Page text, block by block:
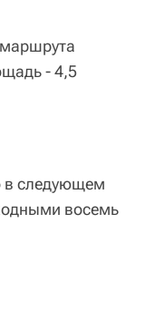
- 4,5
в следующем
восемь